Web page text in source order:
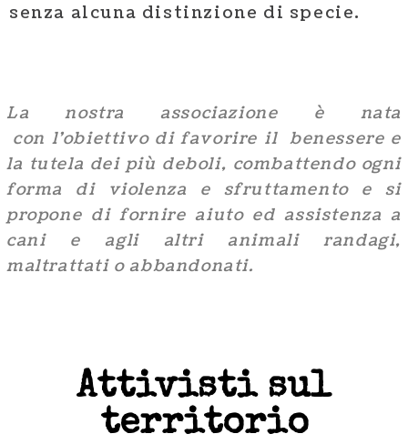
senza alcuna distinzione di specie.
La nostra associazione è nata
con l’obiettivo di favorire il benessere e
la tutela dei più deboli, combattendo ogni
forma di violenza e sfruttamento e si
propone di fornire aiuto ed assistenza a
cani e agli altri animali randagi,
maltrattati o abbandonati.
Attivisti sul
territorio